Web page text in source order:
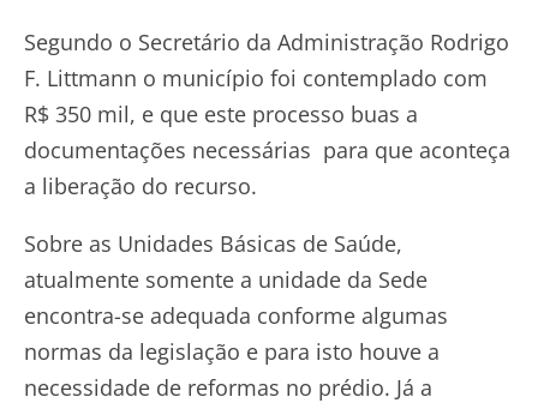
Segundo o Secretário da Administração Rodrigo
F. Littmann o município foi contemplado com
R$ 350 mil, e que este processo buas a
documentações necessárias para que aconteça
a liberação do recurso.
Sobre as Unidades Básicas de Saúde,
atualmente somente a unidade da Sede
encontra-se adequada conforme algumas
normas da legislação e para isto houve a
necessidade de reformas no prédio. Já a